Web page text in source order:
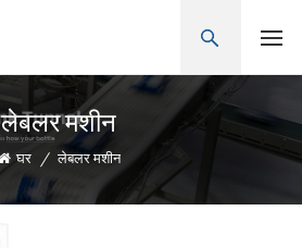
लेबलर मशीन
घर / लेबलर मशीन